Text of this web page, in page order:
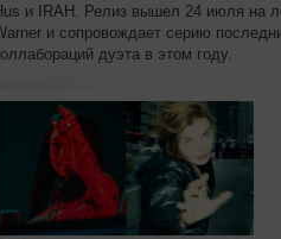
и IRAH. Релиз вышел 24 июля на
и сопровождает серию
дуэта в этом году.